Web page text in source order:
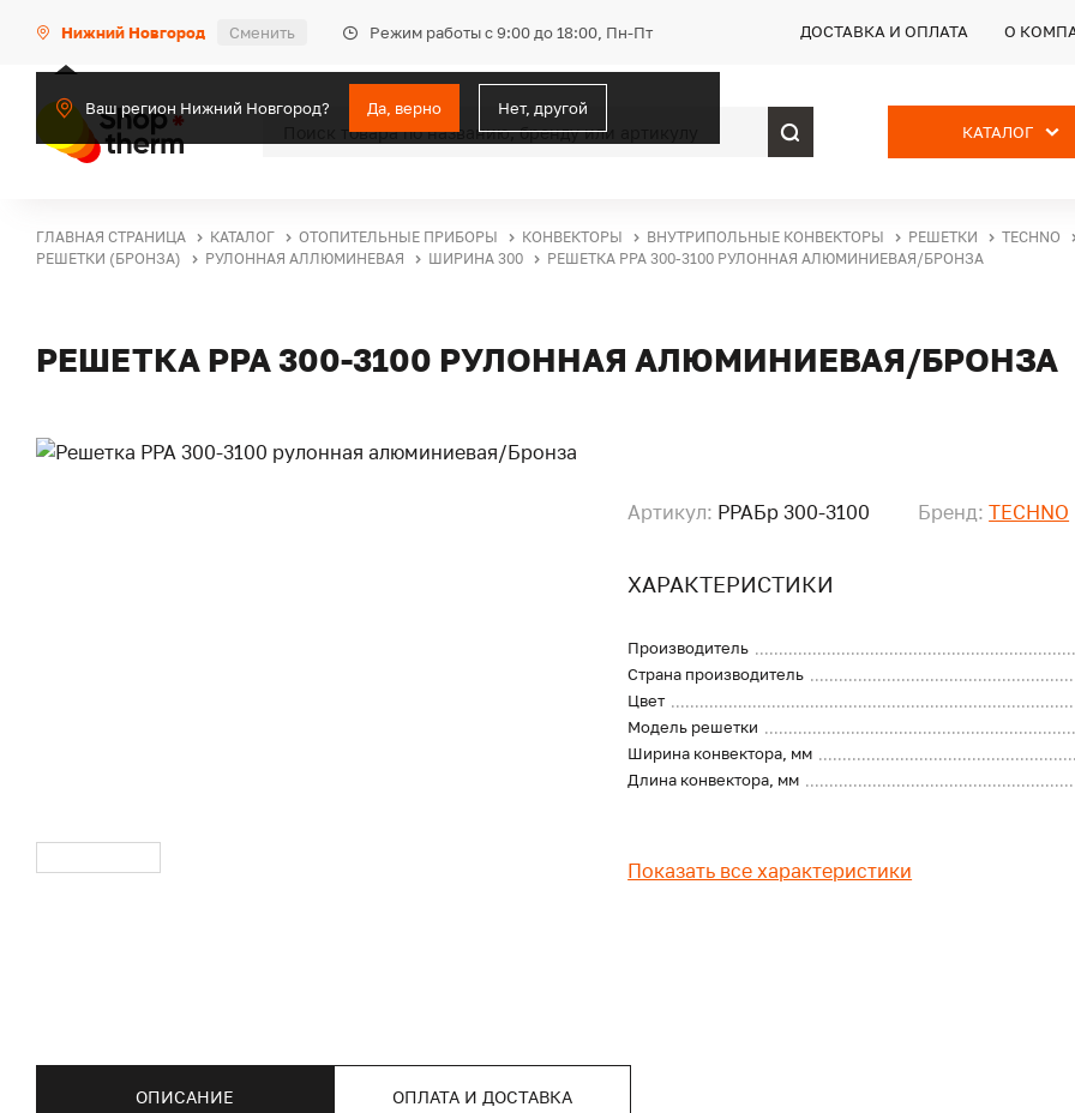
Нижний Новгород Сменить Режим работы с 9:00 до 18:00, Пн-Пт
Ваш регион Нижний Новгород? Да, верно Нет, другой
ДОСТАВКА И ОПЛАТА О
КАТАЛОГ
ГЛАВНАЯ СТРАНИЦА КАТАЛОГ ОТОПИТЕЛЬНЫЕ ПРИБОРЫ КОНВЕКТОРЫ ВНУТРИПОЛЬНЫЕ КОНВЕКТОРЫ РЕШЕТКИ
TECHNO
РЕШЕТКИ (БРОНЗА)
РУЛОННАЯ АЛЛЮМИНЕВАЯ ШИРИНА 300 РЕШЕТКА PPA 300-3100 РУЛОННАЯ АЛЮМИНИЕВАЯ/БРОНЗА
РЕШЕТКА PPA 300-3100 РУЛОННАЯ АЛЮМИНИЕВАЯ/БРОНЗА
Артикул: PPAБр 300-3100 Бренд: TECHNO
ХАРАКТЕРИСТИКИ
Производитель
Страна производитель
Цвет
Модель решетки
Ширина конвектора, мм
Длина конвектора, мм
Показать все характеристики
ОПИСАНИЕ ОПЛАТА И ДОСТАВКА